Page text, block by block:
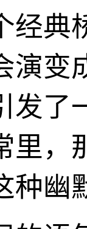
经典
演变
发了
里，
种幽